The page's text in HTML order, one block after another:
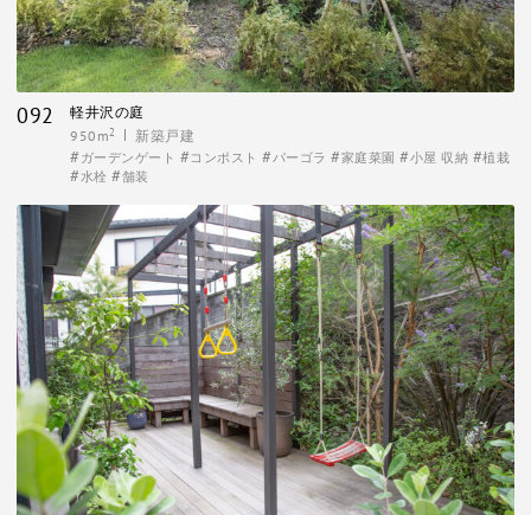
092
軽井沢の庭
950m2 新築戸建
ガーデンゲート コンポスト パーゴラ 家庭菜園 小屋 収納
植栽
水栓
舗装